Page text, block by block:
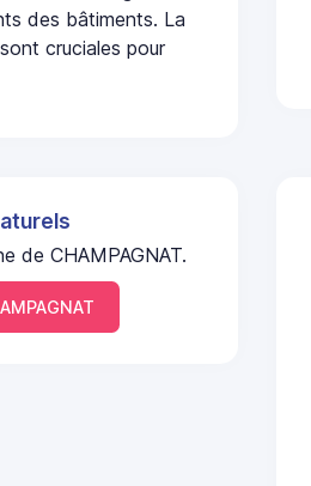
des bâtiments. La
cruciales pour
de CHAMPAGNAT.